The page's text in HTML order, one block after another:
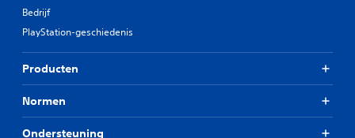
Bedrijf
PlayStation-geschiedenis
Producten
Normen
Ondersteuning